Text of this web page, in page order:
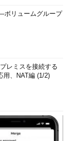
ボリュームグループ
レミスを接続する
用、NAT編 (1/2)